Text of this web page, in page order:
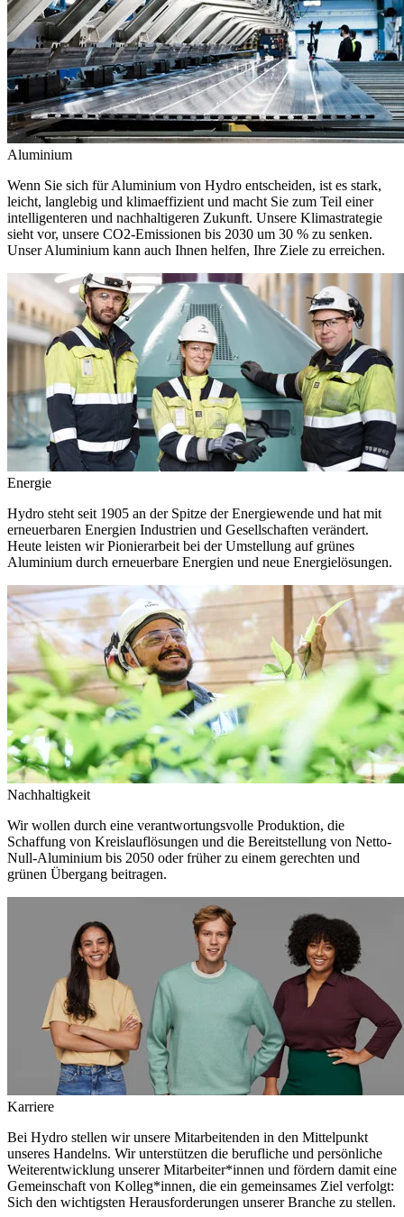
Aluminium
Wenn Sie sich für Aluminium von Hydro entscheiden, ist es stark,
leicht, langlebig und klimaeffizient und macht Sie zum Teil einer
intelligenteren und nachhaltigeren Zukunft. Unsere Klimastrategie
sieht vor, unsere CO2-Emissionen bis 2030 um 30 % zu senken.
Unser Aluminium kann auch Ihnen helfen, Ihre Ziele zu erreichen.
Energie
Hydro steht seit 1905 an der Spitze der Energiewende und hat mit
erneuerbaren Energien Industrien und Gesellschaften verändert.
Heute leisten wir Pionierarbeit bei der Umstellung auf grünes
Aluminium durch erneuerbare Energien und neue Energielösungen.
Nachhaltigkeit
Wir wollen durch eine verantwortungsvolle Produktion, die
Schaffung von Kreislauflösungen und die Bereitstellung von Netto-
Null-Aluminium bis 2050 oder früher zu einem gerechten und
grünen Übergang beitragen.
Karriere
Bei Hydro stellen wir unsere Mitarbeitenden in den Mittelpunkt
unseres Handelns. Wir unterstützen die berufliche und persönliche
Weiterentwicklung unserer Mitarbeiter*innen und fördern damit eine
Gemeinschaft von Kolleg*innen, die ein gemeinsames Ziel verfolgt:
Sich den wichtigsten Herausforderungen unserer Branche zu stellen.